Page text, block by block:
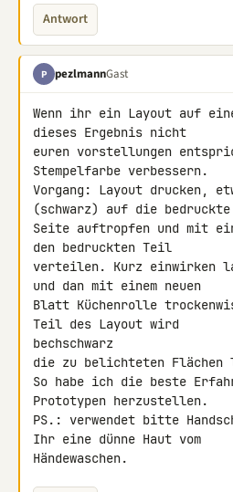
Antwort
P pezlmannGast
Wenn ihr ein Layout auf
dieses Ergebnis nicht
euren vorstellungen
Stempelfarbe verbessern.
Vorgang: Layout drucken,
(schwarz) auf die bedruckte
Seite auftropfen und mit
den bedruckten Teil
verteilen. Kurz einwirken
und dan mit einem neuen
Blatt Küchenrolle
Teil des Layout wird
bechschwarz
die zu belichteten
So habe ich die beste
Prototypen herzustellen.
PS.: verwendet bitte
Ihr eine dünne Haut vom
Händewaschen.